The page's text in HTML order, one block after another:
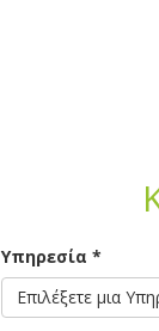
Υπηρεσία *
Επιλέξετε μια